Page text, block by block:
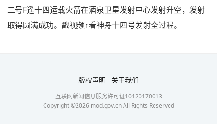
二号F遥十四运载火箭在酒泉卫星发射中心发射升空，发射
取得圆满成功。戳视频↑看神舟十四号发射全过程。
版权声明 关于我们
互联网新闻信息服务许可证10120170013
Copyright ©2026mod.gov.cn All Rights Reserved